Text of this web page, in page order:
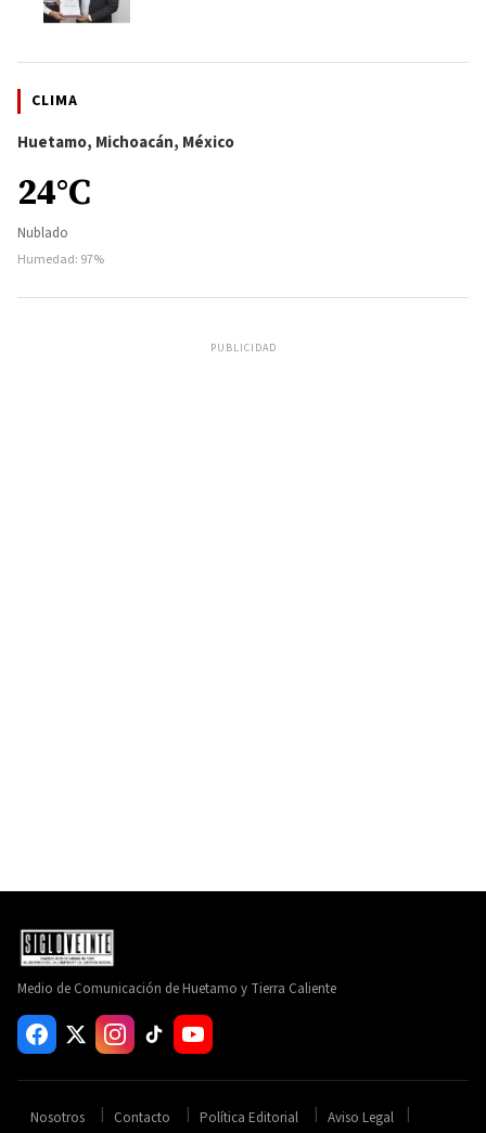
CLIMA
Huetamo, Michoacán, México
24°C
Nublado
Humedad: 97%
PUBLICIDAD
Medio de Comunicación de Huetamo y Tierra Caliente
Nosotros Contacto Política Editorial Aviso Legal